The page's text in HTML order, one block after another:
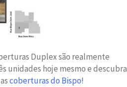
Duplex são realmente
unidades hoje mesmo e descubra
coberturas do Bispo!